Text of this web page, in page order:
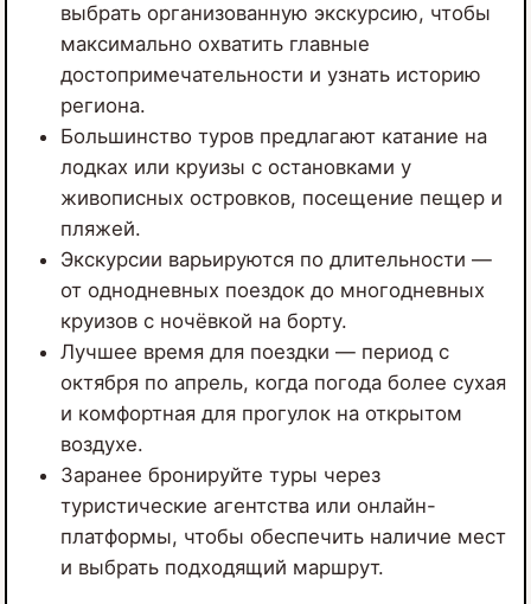
выбрать организованную экскурсию, чтобы
максимально охватить главные
достопримечательности и узнать историю
региона.
Большинство туров предлагают катание на
лодках или круизы с остановками у
живописных островков, посещение пещер и
пляжей.
Экскурсии варьируются по длительности —
от однодневных поездок до многодневных
круизов с ночёвкой на борту.
Лучшее время для поездки — период с
октября по апрель, когда погода более сухая
и комфортная для прогулок на открытом
воздухе.
Заранее бронируйте туры через
туристические агентства или онлайн-
платформы, чтобы обеспечить наличие мест
и выбрать подходящий маршрут.